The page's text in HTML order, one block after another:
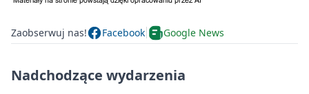
Zaobserwuj nas! Facebook Google News
Nadchodzące wydarzenia